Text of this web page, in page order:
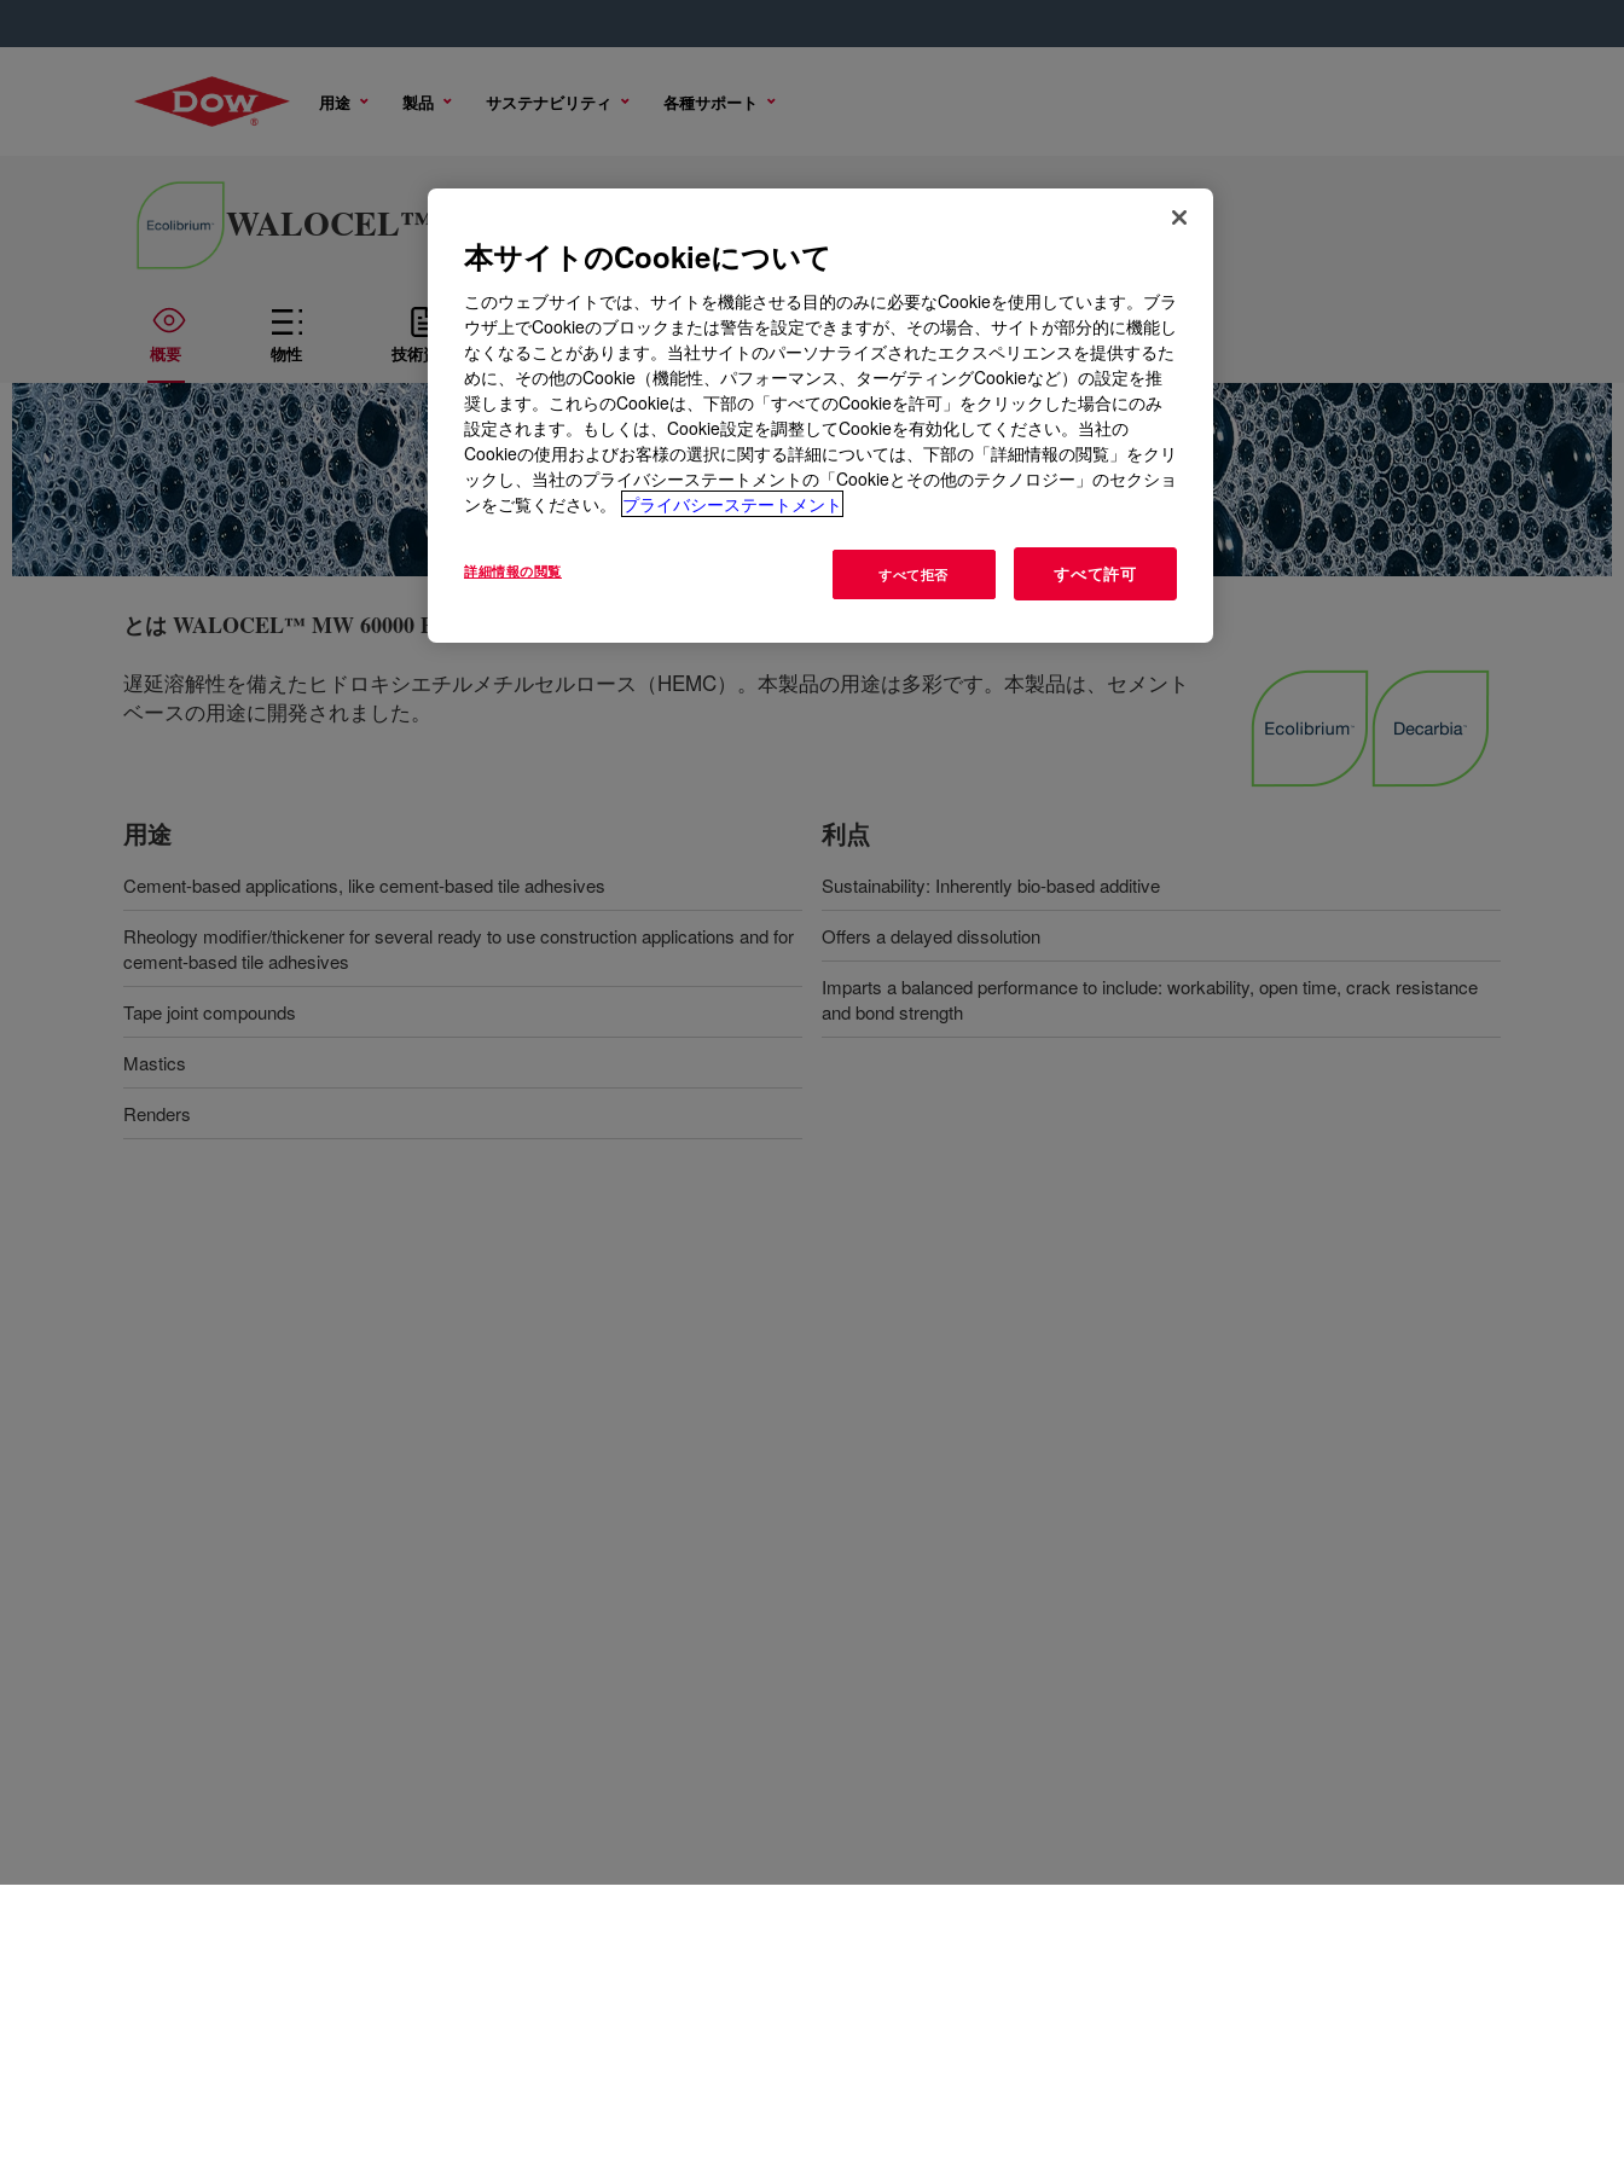
用途 製品 サステナビリティ 各種サポート
WALOCEL™ MW 60000 PFV Cellulose Ether
概要 物性 技術資料 サンプル オプション 購入オプション
とはWALOCEL™ MW 60000 PFV Cellulose Ether
遅延溶解性を備えたヒドロキシエチルメチルセルロース（HEMC）。本製品の用途は多彩です。本製品は、セメント
ベースの用途に開発されました。
用途
Cement-based applications, like cement-based tile adhesives
Rheology modifier/thickener for several ready to use construction applications and for
cement-based tile adhesives
Tape joint compounds
Mastics
Renders
利点
Sustainability: Inherently bio-based additive
Offers a delayed dissolution
Imparts a balanced performance to include: workability, open time, crack resistance
and bond strength
本サイトのCookieについて
このウェブサイトでは、サイトを機能させる目的のみに必要なCookieを使用しています。ブラ
ウザ上でCookieのブロックまたは警告を設定できますが、その場合、サイトが部分的に機能し
なくなることがあります。当社サイトのパーソナライズされたエクスペリエンスを提供するた
めに、その他のCookie（機能性、パフォーマンス、ターゲティングCookieなど）の設定を推
奨します。これらのCookieは、下部の「すべてのCookieを許可」をクリックした場合にのみ
設定されます。もしくは、Cookie設定を調整してCookieを有効化してください。当社の
Cookieの使用およびお客様の選択に関する詳細については、下部の「詳細情報の閲覧」をクリ
ックし、当社のプライバシーステートメントの「Cookieとその他のテクノロジー」のセクショ
ンをご覧ください。
プライバシーステートメント
詳細情報の閲覧 すべて拒否 すべて許可